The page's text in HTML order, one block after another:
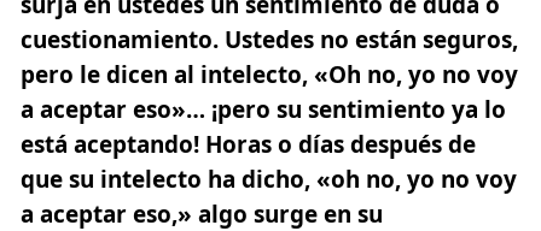
cuestionamiento. Ustedes no están seguros,
pero le dicen al intelecto, «Oh no, yo no voy
a aceptar eso»… ¡pero su sentimiento ya lo
está aceptando! Horas o días después de
que su intelecto ha dicho, «oh no, yo no voy
a aceptar eso,» algo surge en su